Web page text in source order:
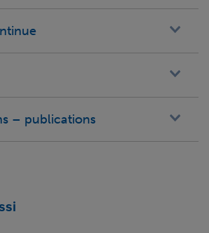
– publications